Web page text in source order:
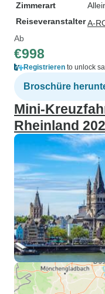
Zimmerart
ReiseveranstalterA-
Ab
€998
Registrieren to unlock
Broschüre
Mini-
Rheinland